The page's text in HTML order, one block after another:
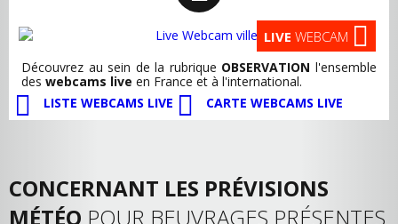
LIVE WEBCAM
Découvrez au sein de la rubrique OBSERVATION l'ensemble
des webcams live en France et à l'international.
LISTE WEBCAMS LIVE
CARTE WEBCAMS LIVE
CONCERNANT LES PRÉVISIONS
MÉTÉO POUR BEUVRAGES PRÉSENTES